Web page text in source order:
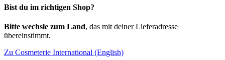
Bist du im richtigen Shop?
Bitte wechsle zum Land, das mit deiner Lieferadresse
übereinstimmt.
Zu Cosmeterie International (English)